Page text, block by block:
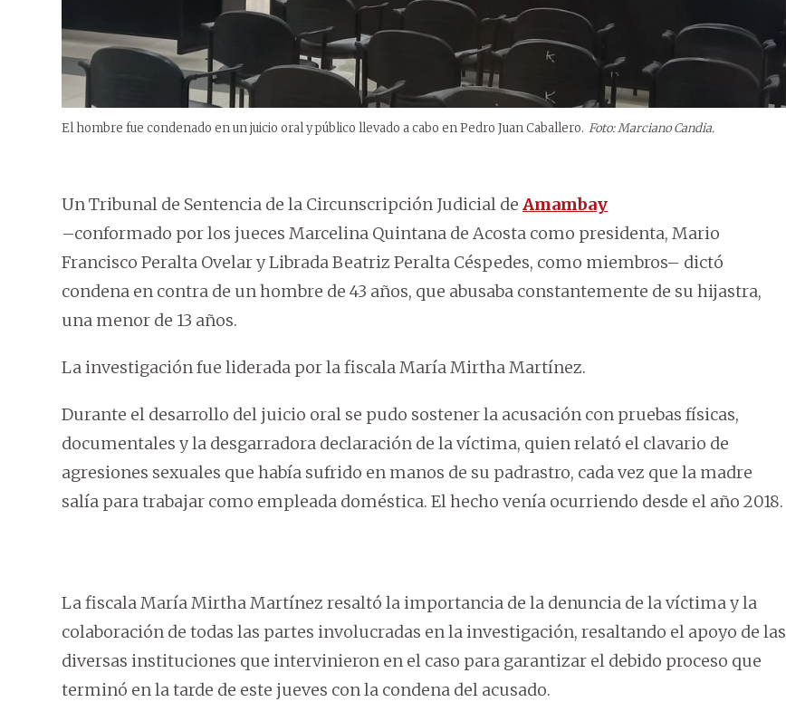
El hombre fue condenado en un juicio oral y público llevado a cabo en Pedro Juan Caballero. Foto: Marciano Candia.
Un Tribunal de Sentencia de la Circunscripción Judicial de Amambay
–conformado por los jueces Marcelina Quintana de Acosta como presidenta, Mario
Francisco Peralta Ovelar y Librada Beatriz Peralta Céspedes, como miembros– dictó
condena en contra de un hombre de 43 años, que abusaba constantemente de su hijastra,
una menor de 13 años.
La investigación fue liderada por la fiscala María Mirtha Martínez.
Durante el desarrollo del juicio oral se pudo sostener la acusación con pruebas físicas,
documentales y la desgarradora declaración de la víctima, quien relató el clavario de
agresiones sexuales que había sufrido en manos de su padrastro, cada vez que la madre
salía para trabajar como empleada doméstica. El hecho venía ocurriendo desde el año 2018.
La fiscala María Mirtha Martínez resaltó la importancia de la denuncia de la víctima y la
colaboración de todas las partes involucradas en la investigación, resaltando el apoyo de las
diversas instituciones que intervinieron en el caso para garantizar el debido proceso que
terminó en la tarde de este jueves con la condena del acusado.